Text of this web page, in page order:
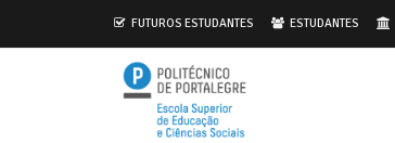
FUTUROS ESTUDANTES ESTUDANTES